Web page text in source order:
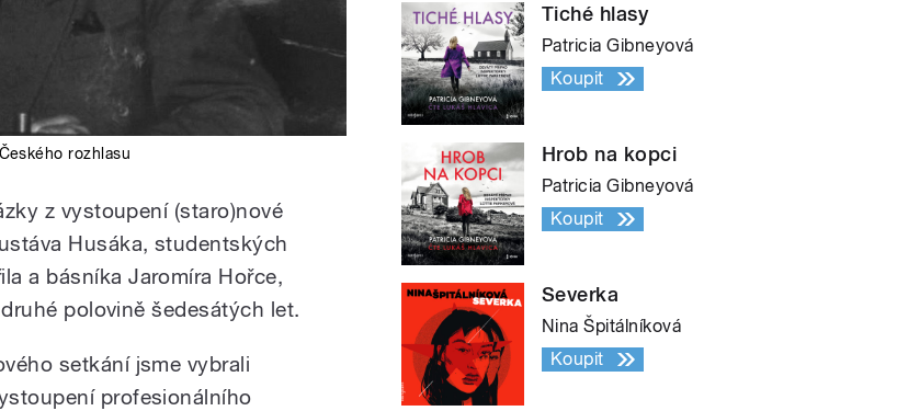
rozhlasu
z vystoupení (staro)nové
Husáka, studentských
a básníka Jaromíra Hořce,
polovině šedesátých let.
setkání jsme vybrali
profesionálního
Tiché hlasy
Patricia Gibneyová
Koupit
Hrob na kopci
Patricia Gibneyová
Koupit
Severka
Nina Špitálníková
Koupit